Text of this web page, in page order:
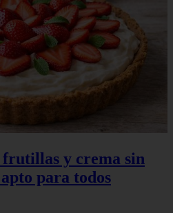
frutillas y crema sin
para todos